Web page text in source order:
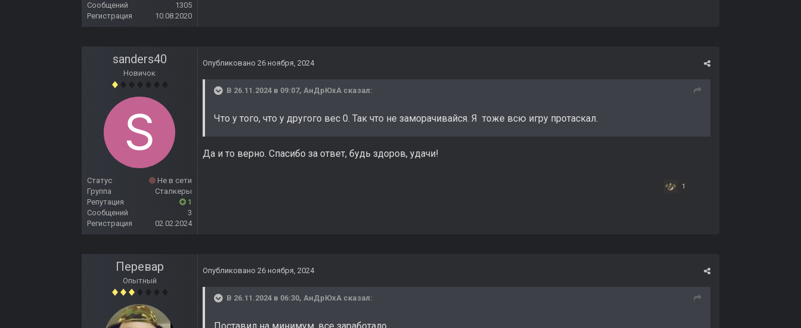
Сообщений
1305
Регистрация
10.08.2020
sanders40
Новичок
Статус
Не в сети
Группа
Сталкеры
Репутация
1
Сообщений
3
Регистрация
02.02.2024
Опубликовано 26 ноября, 2024
В 26.11.2024 в 09:07, АнДрЮхА сказал:
Что у того, что у другого вес 0. Так что не заморачивайся. Я тоже всю игру протаскал.
Да и то верно. Спасибо за ответ, будь здоров, удачи!
1
Перевар
Опытный
Опубликовано 26 ноября, 2024
В 26.11.2024 в 06:30, АнДрЮхА сказал: